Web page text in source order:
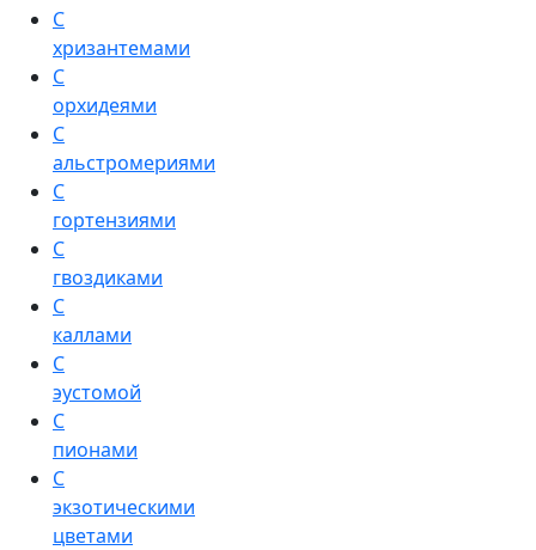
С
хризантемами
С
орхидеями
С
альстромериями
С
гортензиями
С
гвоздиками
С
каллами
С
эустомой
С
пионами
С
экзотическими
цветами